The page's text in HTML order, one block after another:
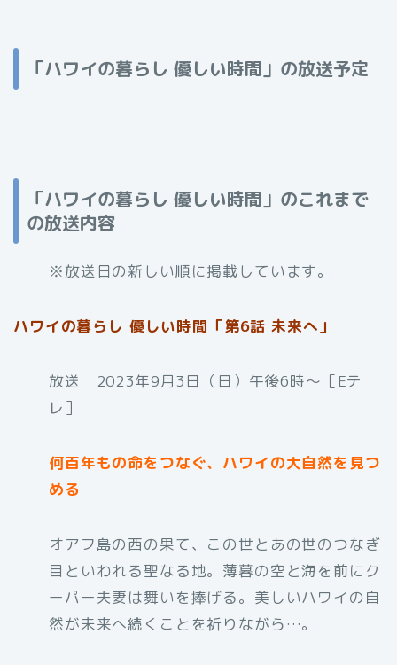
「ハワイの暮らし 優しい時間」の放送予定
「ハワイの暮らし 優しい時間」のこれまで
の放送内容
※放送日の新しい順に掲載しています。
ハワイの暮らし 優しい時間「第6話 未来へ」
放送 2023年9月3日（日）午後6時〜［Eテ
レ］
何百年もの命をつなぐ、ハワイの大自然を見つ
める
オアフ島の西の果て、この世とあの世のつなぎ
目といわれる聖なる地。薄暮の空と海を前にク
ーパー夫妻は舞いを捧げる。美しいハワイの自
然が未来へ続くことを祈りながら…。